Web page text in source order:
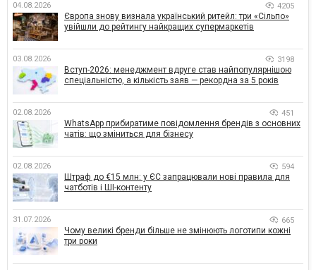
04.08.2026 4205
Європа знову визнала український ритейл: три «Сільпо»
увійшли до рейтингу найкращих супермаркетів
03.08.2026 3198
Вступ-2026: менеджмент вдруге став найпопулярнішою
спеціальністю, а кількість заяв — рекордна за 5 років
02.08.2026 451
WhatsApp прибиратиме повідомлення брендів з основних
чатів: що зміниться для бізнесу
02.08.2026 594
Штраф до €15 млн: у ЄС запрацювали нові правила для
чатботів і ШІ-контенту
31.07.2026 665
Чому великі бренди більше не змінюють логотипи кожні
три роки